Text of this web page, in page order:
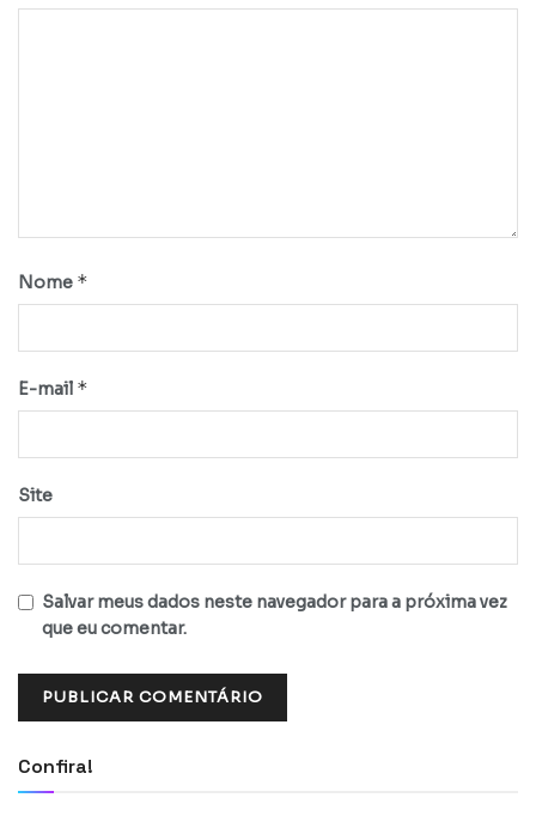
Nome *
E-mail *
Site
Salvar meus dados neste navegador para a próxima vez
que eu comentar.
Confira!